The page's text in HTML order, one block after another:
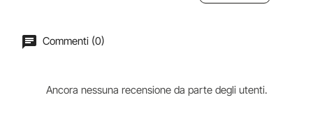
Commenti (0)
Ancora nessuna recensione da parte degli utenti.